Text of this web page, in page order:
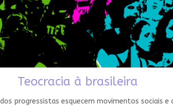
Teocracia à brasileira
progressistas esquecem movimentos sociais